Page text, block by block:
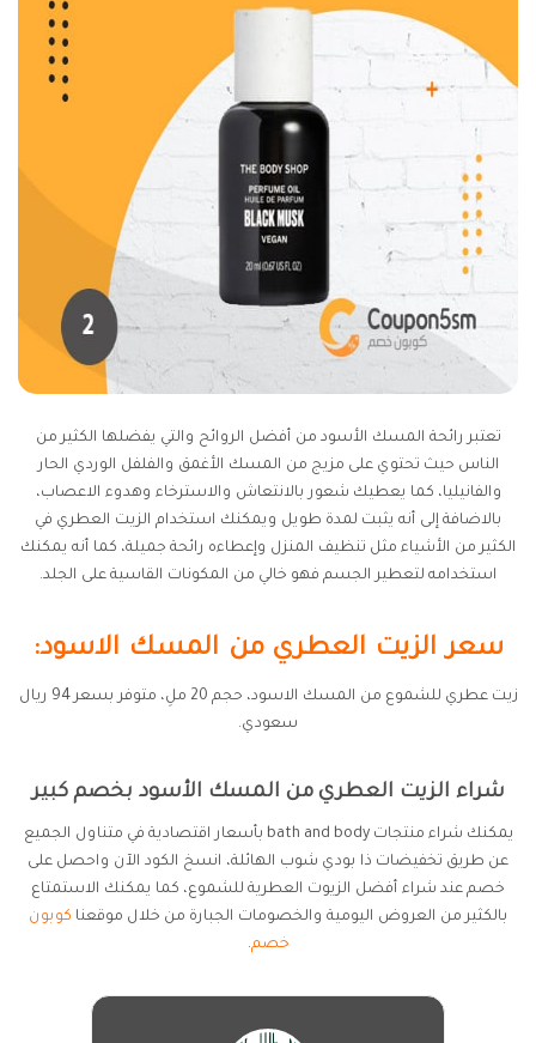
تعتبر رائحة المسك الأسود من أفضل الروائح والتي يفضلها الكثير من
الناس حيث تحتوي على مزيج من المسك الأغمق والفلفل الوردي الحار
والفانيليا، كما يعطيك شعور بالانتعاش والاسترخاء وهدوء الاعصاب،
بالاضافة إلى أنه يثبت لمدة طويل ويمكنك استخدام الزيت العطري في
الكثير من الأشياء مثل تنظيف المنزل وإعطاءه رائحة جميلة، كما أنه يمكنك
استخدامه لتعطير الجسم فهو خالي من المكونات القاسية على الجلد.
سعر الزيت العطري من المسك الاسود:
زيت عطري للشموع من المسك الاسود، حجم 20 ملِ، متوفر بسعر 94 ريال
سعودي.
شراء الزيت العطري من المسك الأسود بخصم كبير
يمكنك شراء منتجات bath and body بأسعار اقتصادية في متناول الجميع
عن طريق تخفيضات ذا بودي شوب الهائلة، انسخ الكود الآن واحصل على
خصم عند شراء أفضل الزيوت العطرية للشموع، كما يمكنك الاستمتاع
بالكثير من العروض اليومية والخصومات الجبارة من خلال موقعنا كوبون
خصم.